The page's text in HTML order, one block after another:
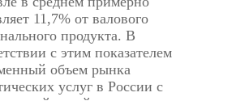
11,7% от валового
продукта. В
с этим показателем
объем рынка
услуг в России с